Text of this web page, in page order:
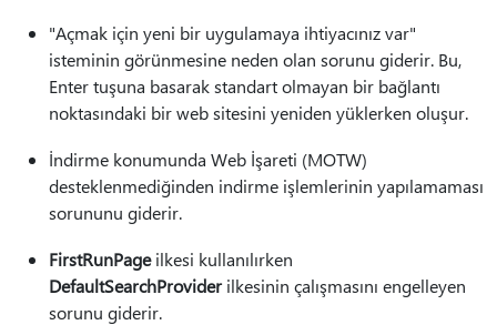
"Açmak için yeni bir uygulamaya ihtiyacınız var"
isteminin görünmesine neden olan sorunu giderir. Bu,
Enter tuşuna basarak standart olmayan bir bağlantı
noktasındaki bir web sitesini yeniden yüklerken oluşur.
İndirme konumunda Web İşareti (MOTW)
desteklenmediğinden indirme işlemlerinin yapılamaması
sorununu giderir.
FirstRunPageilkesi kullanılırken
DefaultSearchProviderilkesinin çalışmasını engelleyen
sorunu giderir.